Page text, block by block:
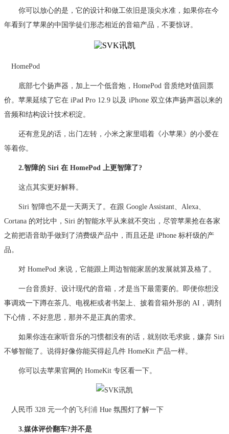
你可以放心的是，它的设计和做工依旧是顶尖水准，如果你在今
年看到了苹果的中国学徒们形态相近的音箱产品，不要惊讶。
HomePod
底部七个扬声器，加上一个低音炮，HomePod 音质绝对值回票
价。苹果延续了它在 iPad Pro 12.9 以及 iPhone 双立体声扬声器以来的
音频和结构设计技术积淀。
还有意见的话，出门左转，小米之家里唱着《小苹果》的小爱在
等着你。
2.智障的 Siri 在 HomePod 上更智障了?
这点其实更好解释。
Siri 智障也不是一天两天了。在跟 Google Assistant、Alexa、
Cortana 的对比中，Siri 的智能水平从来就不突出，尽管苹果抢在各家
之前把语音助手做到了消费级产品中，而且还是 iPhone 标杆级的产
品。
对 HomePod 来说，它能跟上周边智能家居的发展就算及格了。
一台音质好、设计现代的音箱，才是当下最需要的。即便你想没
事调戏一下蹲在茶几、电视柜或者书架上、披着音箱外形的 AI，调剂
下心情，不好意思，那并不是正真的需求。
如果你连在家听音乐的习惯都没有的话，就别吹毛求疵，嫌弃 Siri
不够智能了。说得好像你能买得起几件 HomeKit 产品一样。
你可以去苹果官网的 HomeKit 专区看一下。
人民币 328 元一个的 飞利浦 Hue 氛围灯了解一下
3.媒体评价翻车?并不是